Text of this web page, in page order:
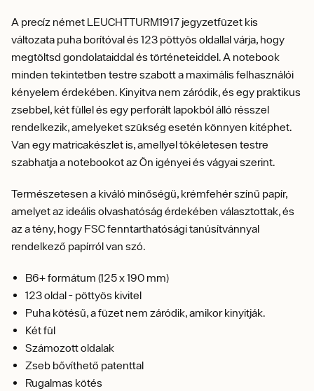
A precíz német LEUCHTTURM1917 jegyzetfüzet kis
változata puha borítóval és 123 pöttyös oldallal várja, hogy
megtöltsd gondolataiddal és történeteiddel. A notebook
minden tekintetben testre szabott a maximális felhasználói
kényelem érdekében. Kinyitva nem záródik, és egy praktikus
zsebbel, két füllel és egy perforált lapokból álló résszel
rendelkezik, amelyeket szükség esetén könnyen kitéphet.
Van egy matricakészlet is, amellyel tökéletesen testre
szabhatja a notebookot az Ön igényei és vágyai szerint.
Természetesen a kiváló minőségű, krémfehér színű papír,
amelyet az ideális olvashatóság érdekében választottak, és
az a tény, hogy FSC fenntarthatósági tanúsítvánnyal
rendelkező papírról van szó.
B6+ formátum (125 x 190 mm)
123 oldal - pöttyös kivitel
Puha kötésű, a füzet nem záródik, amikor kinyitják.
Két fül
Számozott oldalak
Zseb bővíthető patenttal
Rugalmas kötés